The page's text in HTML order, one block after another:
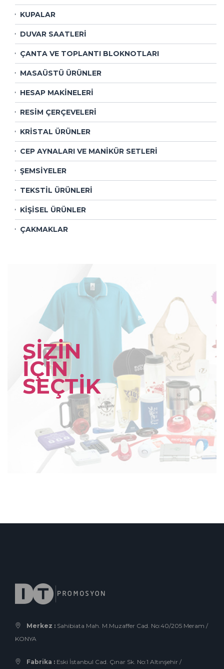
KUPALAR
DUVAR SAATLERİ
ÇANTA VE TOPLANTI BLOKNOTLARI
MASAÜSTÜ ÜRÜNLER
HESAP MAKİNELERİ
RESİM ÇERÇEVELERİ
KRİSTAL ÜRÜNLER
CEP AYNALARI VE MANİKÜR SETLERİ
ŞEMSİYELER
TEKSTİL ÜRÜNLERİ
KİŞİSEL ÜRÜNLER
ÇAKMAKLAR
SİZİN
İÇİN
SEÇTİK
Merkez : Sahibiata Mah. M.Muzaffer Cad. No:40/205 Meram /
KONYA
Fabrika : Eski İstanbul Cad. Çınar Sk. No:1 Altınşehir /